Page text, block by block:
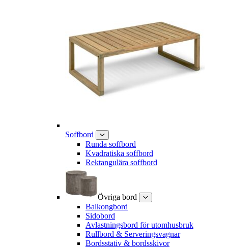
Soffbord
Runda soffbord
Kvadratiska soffbord
Rektangulära soffbord
Övriga bord
Balkongbord
Sidobord
Avlastningsbord för utomhusbruk
Rullbord & Serveringsvagnar
Bordsstativ & bordsskivor